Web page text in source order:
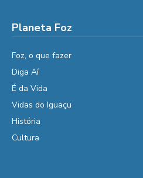
Planeta Foz
Foz, o que fazer
Diga Aí
É da Vida
Vidas do Iguaçu
História
Cultura